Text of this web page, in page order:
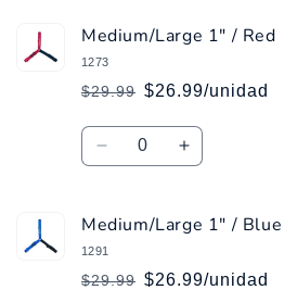
Medium/Large
1&quot;
Pink
Medium/Large
/
Pink
Medium/Large 1" / Red
1273
Precio
habitual
$29.99
Precio
de
oferta
$26.99/unidad
Cantidad
Reducir
Medium/Large
1&quot;
Aumentar
Medium/Large
/
Medium/Large 1" / Blue
1291
$29.99 $26.99/unidad